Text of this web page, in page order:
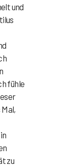
und
fühle
zu